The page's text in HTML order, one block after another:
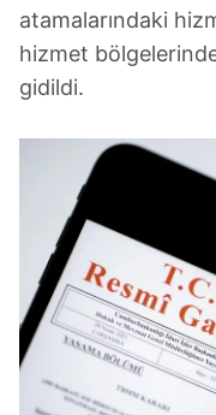
atamalarındaki
hizmet
gidildi.